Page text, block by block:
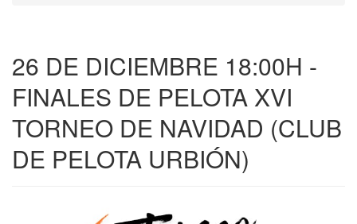
26 DE DICIEMBRE 18:00H -
FINALES DE PELOTA XVI
TORNEO DE NAVIDAD (CLUB
DE PELOTA URBIÓN)